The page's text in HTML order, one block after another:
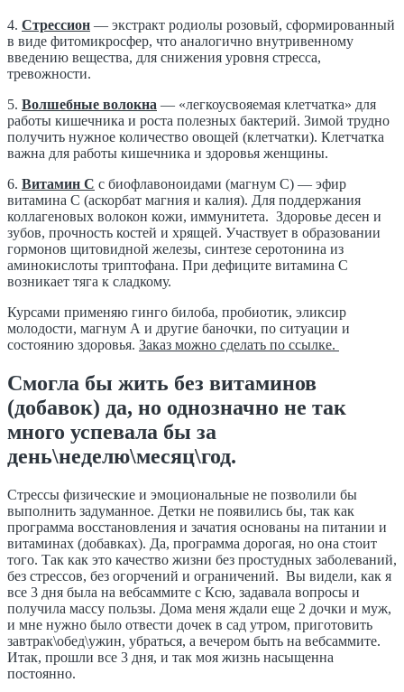
4. Стрессион — экстракт родиолы розовый, сформированный
в виде фитомикросфер, что аналогично внутривенному
введению вещества, для снижения уровня стресса,
тревожности.
5. Волшебные волокна — «легкоусвояемая клетчатка» для
работы кишечника и роста полезных бактерий. Зимой трудно
получить нужное количество овощей (клетчатки). Клетчатка
важна для работы кишечника и здоровья женщины.
6. Витамин С с биофлавоноидами (магнум С) — эфир
витамина С (аскорбат магния и калия). Для поддержания
коллагеновых волокон кожи, иммунитета. Здоровье десен и
зубов, прочность костей и хрящей. Участвует в образовании
гормонов щитовидной железы, синтезе серотонина из
аминокислоты триптофана. При дефиците витамина С
возникает тяга к сладкому.
Курсами применяю гинго билоба, пробиотик, эликсир
молодости, магнум А и другие баночки, по ситуации и
состоянию здоровья. Заказ можно сделать по ссылке.
Смогла бы жить без витаминов
(добавок) да, но однозначно не так
много успевала бы за
день\неделю\месяц\год.
Стрессы физические и эмоциональные не позволили бы
выполнить задуманное. Детки не появились бы, так как
программа восстановления и зачатия основаны на питании и
витаминах (добавках). Да, программа дорогая, но она стоит
того. Так как это качество жизни без простудных заболеваний,
без стрессов, без огорчений и ограничений. Вы видели, как я
все 3 дня была на вебсаммите с Ксю, задавала вопросы и
получила массу пользы. Дома меня ждали еще 2 дочки и муж,
и мне нужно было отвести дочек в сад утром, приготовить
завтрак\обед\ужин, убраться, а вечером быть на вебсаммите.
Итак, прошли все 3 дня, и так моя жизнь насыщенна
постоянно.